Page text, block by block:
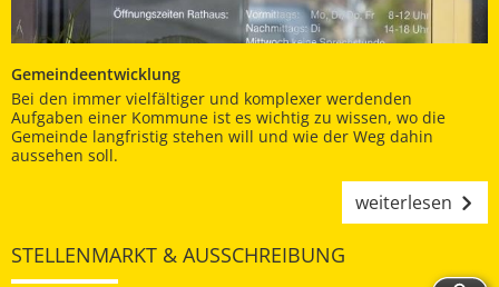
Gemeindeentwicklung
Bei den immer vielfältiger und komplexer werdenden
Aufgaben einer Kommune ist es wichtig zu wissen, wo die
Gemeinde langfristig stehen will und wie der Weg dahin
aussehen soll.
weiterlesen
STELLENMARKT & AUSSCHREIBUNG